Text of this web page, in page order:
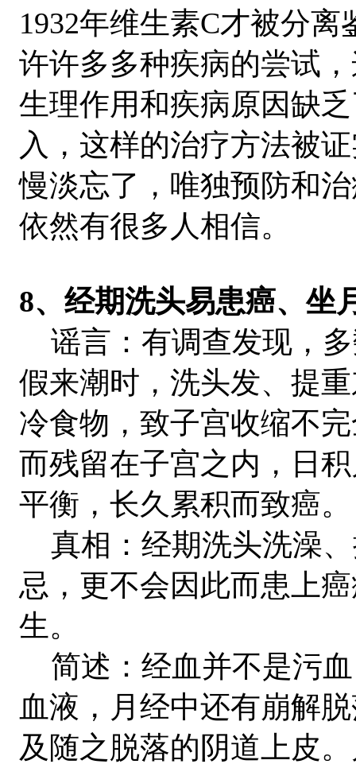
1932年维生素C才被分
许许多多种疾病的尝试
生理作用和疾病原因缺
入，这样的治疗方法被
慢淡忘了，唯独预防和
依然有很多人相信。
8、经期洗头易患癌、坐
谣言：有调查发现，
假来潮时，洗头发、提
冷食物，致子宫收缩不
而残留在子宫之内，日
平衡，长久累积而致癌。
真相：经期洗头洗澡
忌，更不会因此而患上
生。
简述：经血并不是污
血液，月经中还有崩解
及随之脱落的阴道上皮